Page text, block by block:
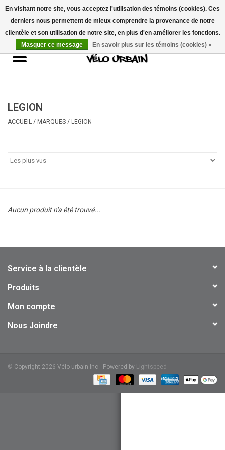
USD/CAD 0 Articles - 0,00$CA
Vélos neufs
Mécanique
Idées Cadeaux
LEGION
ACCUEIL / MARQUES / LEGION
Aucun produit n'a été trouvé...
Service à la clientèle
Produits
Mon compte
Nous Joindre
© Copyright 2026 Vélo urbain Inc - Powered by Lightspeed
En visitant notre site, vous acceptez l'utilisation des témoins (cookies). Ces
derniers nous permettent de mieux comprendre la provenance de notre
clientèle et son utilisation de notre site, en plus d'en améliorer les fonctions.
Masquer ce message
En savoir plus sur les témoins (cookies) »